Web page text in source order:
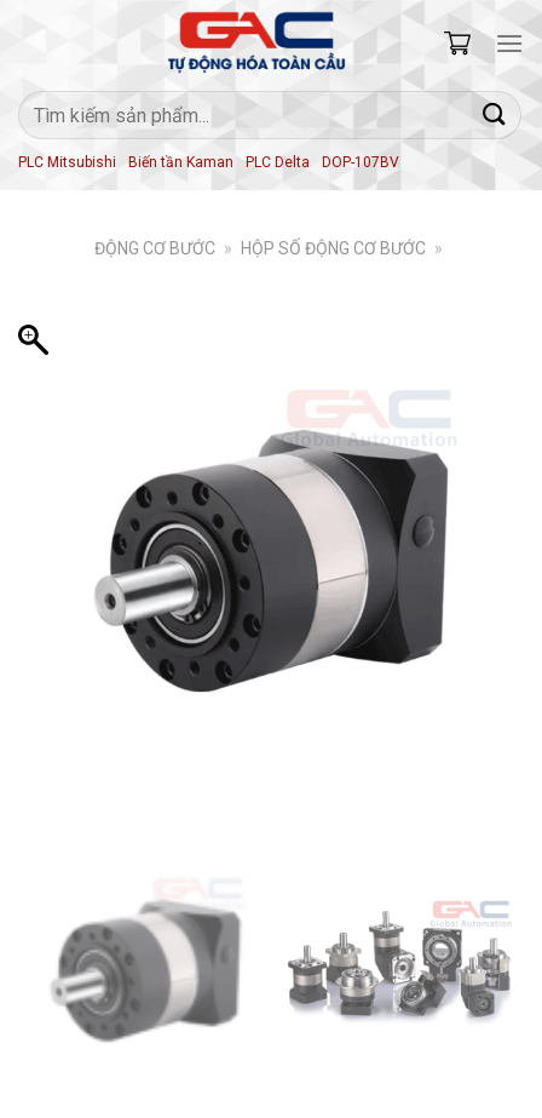
Tìm
kiếm:
PLC Mitsubishi Biến tần Kaman PLC Delta DOP-107BV
ĐỘNG CƠ BƯỚC » HỘP SỐ ĐỘNG CƠ BƯỚC »